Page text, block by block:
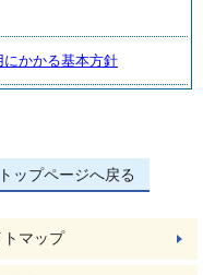
にかかる基本方針
トップページへ戻る
トマップ